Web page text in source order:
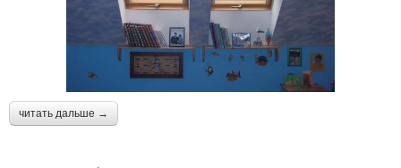
читать дальше →